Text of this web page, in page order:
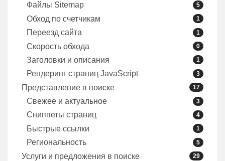
Файлы Sitemap 5
Обход по счетчикам 1
Переезд сайта 1
Скорость обхода 0
Заголовки и описания 1
Рендеринг страниц JavaScript 3
Представление в поиске 17
Свежее и актуальное 3
Сниппеты страниц 4
Быстрые ссылки 1
Региональность 5
Услуги и предложения в поиске 29